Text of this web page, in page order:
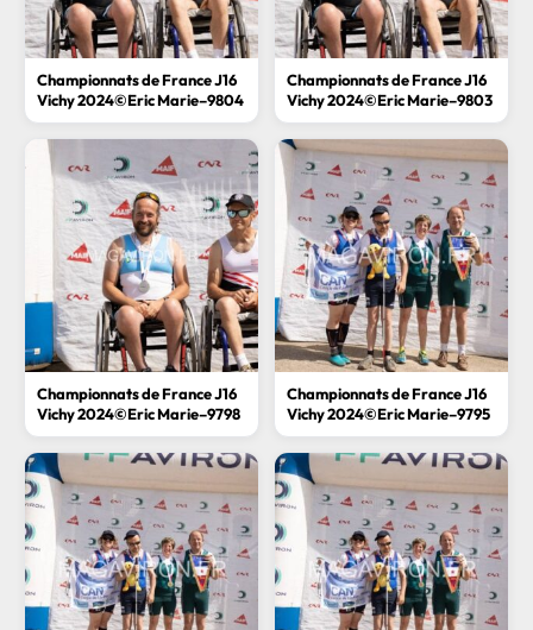
Championnats de France J16
Vichy 2024©Eric Marie–9804
Championnats de France J16
Vichy 2024©Eric Marie–9803
Championnats de France J16
Vichy 2024©Eric Marie–9798
Championnats de France J16
Vichy 2024©Eric Marie–9795